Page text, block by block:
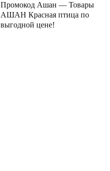
Промокод Ашан — Товары
АШАН Красная птица по
выгодной цене!